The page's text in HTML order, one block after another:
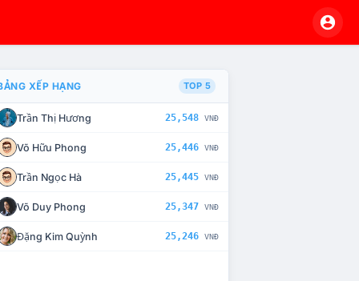
CHẾ TÀI XỬ LÝ VI PHẠM
XẾP HẠNG TOP 5
Trần Thị Hương 25,548 VNĐ
Võ Hữu Phong 25,446 VNĐ
Trần Ngọc Hà 25,445 VNĐ
Võ Duy Phong 25,347 VNĐ
Đặng Kim Quỳnh 25,246 VNĐ